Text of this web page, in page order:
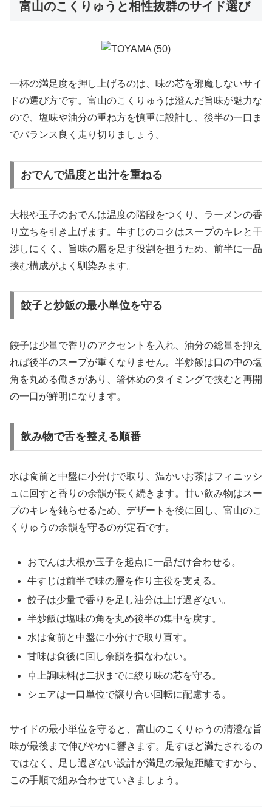
富山のこくりゅうと相性抜群のサイド選び
一杯の満足度を押し上げるのは、味の芯を邪魔しないサイ
ドの選び方です。富山のこくりゅうは澄んだ旨味が魅力な
ので、塩味や油分の重ね方を慎重に設計し、後半の一口ま
でバランス良く走り切りましょう。
おでんで温度と出汁を重ねる
大根や玉子のおでんは温度の階段をつくり、ラーメンの香
り立ちを引き上げます。牛すじのコクはスープのキレと干
渉しにくく、旨味の層を足す役割を担うため、前半に一品
挟む構成がよく馴染みます。
餃子と炒飯の最小単位を守る
餃子は少量で香りのアクセントを入れ、油分の総量を抑え
れば後半のスープが重くなりません。半炒飯は口の中の塩
角を丸める働きがあり、箸休めのタイミングで挟むと再開
の一口が鮮明になります。
飲み物で舌を整える順番
水は食前と中盤に小分けで取り、温かいお茶はフィニッシ
ュに回すと香りの余韻が長く続きます。甘い飲み物はスー
プのキレを鈍らせるため、デザートを後に回し、富山のこ
くりゅうの余韻を守るのが定石です。
おでんは大根か玉子を起点に一品だけ合わせる。
牛すじは前半で味の層を作り主役を支える。
餃子は少量で香りを足し油分は上げ過ぎない。
半炒飯は塩味の角を丸め後半の集中を戻す。
水は食前と中盤に小分けで取り直す。
甘味は食後に回し余韻を損なわない。
卓上調味料は二択までに絞り味の芯を守る。
シェアは一口単位で譲り合い回転に配慮する。
サイドの最小単位を守ると、富山のこくりゅうの清澄な旨
味が最後まで伸びやかに響きます。足すほど満たされるの
ではなく、足し過ぎない設計が満足の最短距離ですから、
この手順で組み合わせていきましょう。